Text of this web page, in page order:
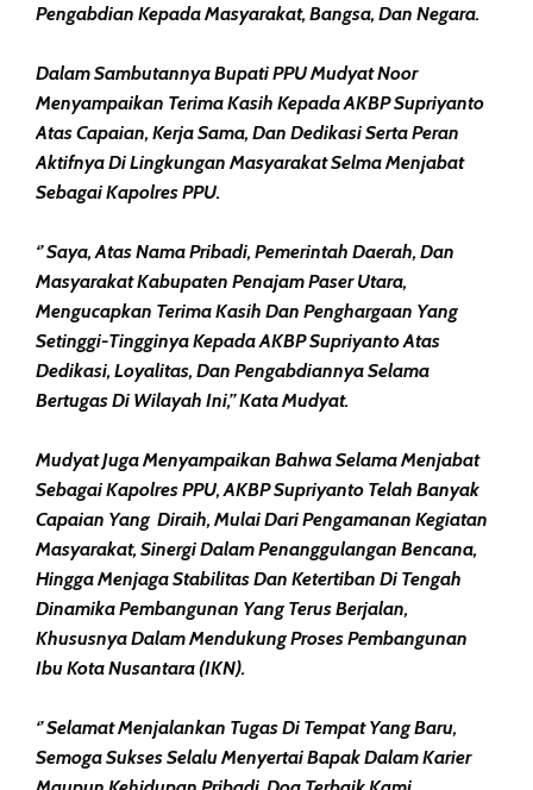
Pengabdian Kepada Masyarakat, Bangsa, Dan Negara.
Dalam Sambutannya Bupati PPU Mudyat Noor
Menyampaikan Terima Kasih Kepada AKBP Supriyanto
Atas Capaian, Kerja Sama, Dan Dedikasi Serta Peran
Aktifnya Di Lingkungan Masyarakat Selma Menjabat
Sebagai Kapolres PPU.
‘’ Saya, Atas Nama Pribadi, Pemerintah Daerah, Dan
Masyarakat Kabupaten Penajam Paser Utara,
Mengucapkan Terima Kasih Dan Penghargaan Yang
Setinggi-Tingginya Kepada AKBP Supriyanto Atas
Dedikasi, Loyalitas, Dan Pengabdiannya Selama
Bertugas Di Wilayah Ini,” Kata Mudyat.
Mudyat Juga Menyampaikan Bahwa Selama Menjabat
Sebagai Kapolres PPU, AKBP Supriyanto Telah Banyak
Capaian Yang Diraih, Mulai Dari Pengamanan Kegiatan
Masyarakat, Sinergi Dalam Penanggulangan Bencana,
Hingga Menjaga Stabilitas Dan Ketertiban Di Tengah
Dinamika Pembangunan Yang Terus Berjalan,
Khususnya Dalam Mendukung Proses Pembangunan
Ibu Kota Nusantara (IKN).
‘’ Selamat Menjalankan Tugas Di Tempat Yang Baru,
Semoga Sukses Selalu Menyertai Bapak Dalam Karier